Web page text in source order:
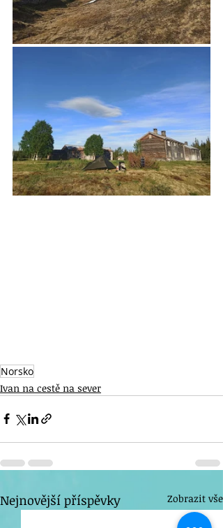
Norsko
Ivan na cestě na sever
Nejnovější příspěvky Zobrazit vše